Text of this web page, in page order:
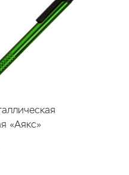
«Аякс»